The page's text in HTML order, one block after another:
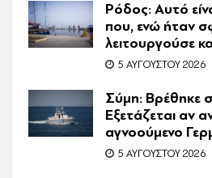
Ρόδος: Αυτό
που, ενώ ήταν
λειτουργούσε
πελάτες –
5 ΑΥΓΟΎΣΤΟΥ 2026
Σύμη: Βρέθηκε
Εξετάζεται αν
αγνοούμενο
5 ΑΥΓΟΎΣΤΟΥ 2026